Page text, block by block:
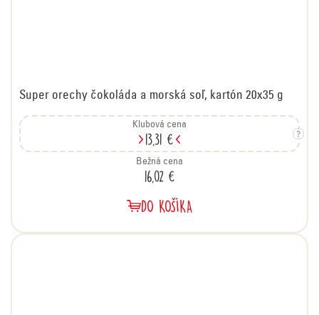
Super orechy čokoláda a morská soľ, kartón 20x35 g
Klubová cena
13,31 €
Bežná cena
16,02 €
DO KOŠÍKA